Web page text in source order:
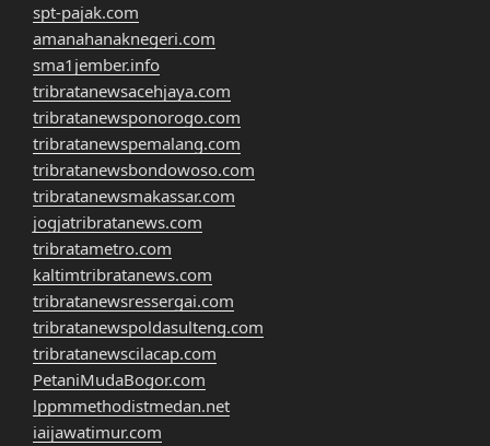
spt-pajak.com
amanahanaknegeri.com
sma1jember.info
tribratanewsacehjaya.com
tribratanewsponorogo.com
tribratanewspemalang.com
tribratanewsbondowoso.com
tribratanewsmakassar.com
jogjatribratanews.com
tribratametro.com
kaltimtribratanews.com
tribratanewsressergai.com
tribratanewspoldasulteng.com
tribratanewscilacap.com
PetaniMudaBogor.com
lppmmethodistmedan.net
iaijawatimur.com